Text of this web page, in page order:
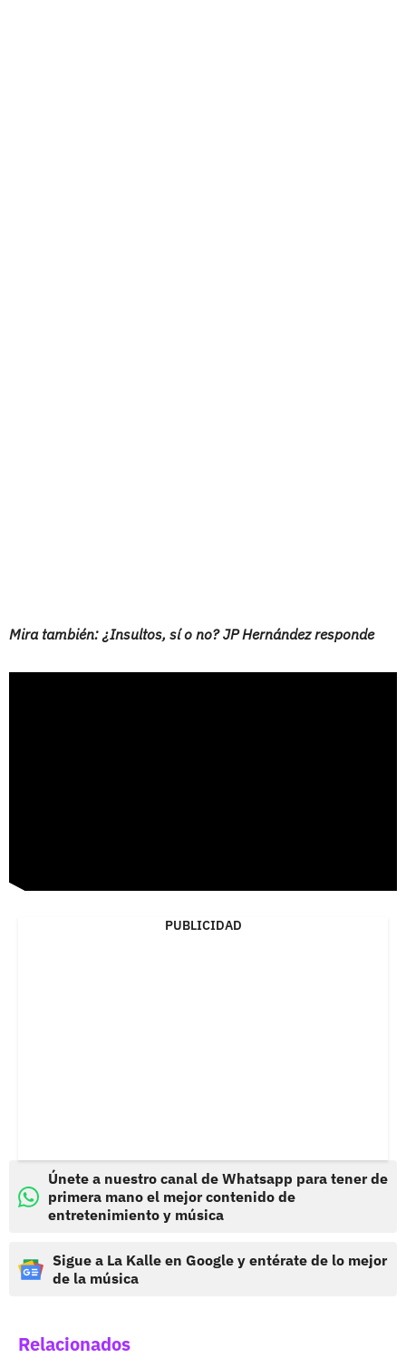
Mira también: ¿Insultos, sí o no? JP Hernández responde
PUBLICIDAD
Únete a nuestro canal de Whatsapp para tener de
primera mano el mejor contenido de
entretenimiento y música
Sigue a La Kalle en Google y entérate de lo mejor
de la música
Relacionados